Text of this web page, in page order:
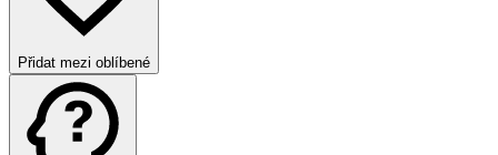
Přidat mezi oblíbené